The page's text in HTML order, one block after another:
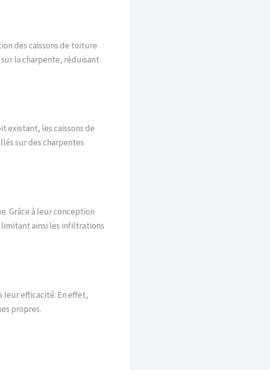
des caissons de toiture
la charpente, réduisant
existant, les caissons de
sur des charpentes
Grâce à leur conception
ainsi les infiltrations
leur efficacité. En effet,
propres.